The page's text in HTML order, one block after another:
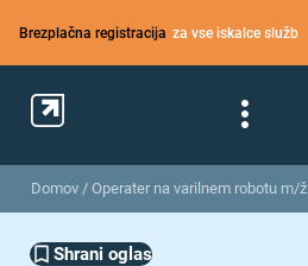
Brezplačna registracija za vse iskalce služb
Domov / Operater na varilnem robotu m/ž
Shrani oglas